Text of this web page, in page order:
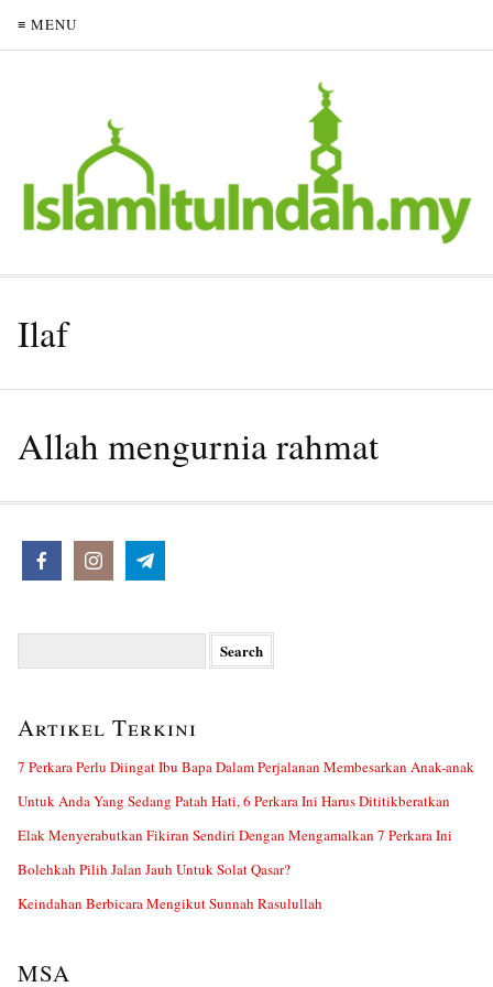
≡ MENU
Ilaf
Allah mengurnia rahmat
Artikel Terkini
7 Perkara Perlu Diingat Ibu Bapa Dalam Perjalanan Membesarkan Anak-anak
Untuk Anda Yang Sedang Patah Hati, 6 Perkara Ini Harus Dititikberatkan
Elak Menyerabutkan Fikiran Sendiri Dengan Mengamalkan 7 Perkara Ini
Bolehkah Pilih Jalan Jauh Untuk Solat Qasar?
Keindahan Berbicara Mengikut Sunnah Rasulullah
MSA